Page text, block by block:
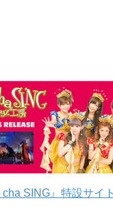
SING』特設サイ